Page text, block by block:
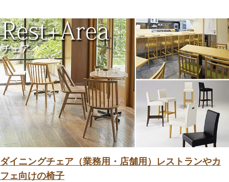
ダイニングチェア（業務用・店舗用）レストランやカ
フェ向けの椅子